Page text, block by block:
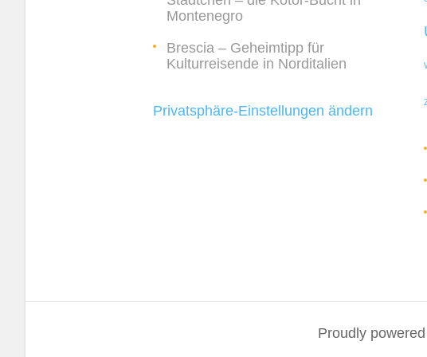
Montenegro
Brescia – Geheimtipp für
Kulturreisende in Norditalien
Privatsphäre-Einstellungen ändern
Proudly